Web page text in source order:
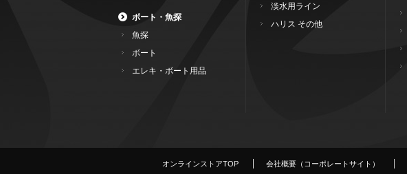
ボート・魚探
魚探
ボート
エレキ・ボート用品
淡水用ライン
ハリス その他
オンラインストアTOP 会社概要（コーポレートサイト）